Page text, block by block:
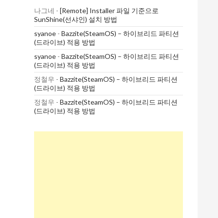
나그네 - [Remote] Installer 파일 기준으로
SunShine(선샤인) 설치 방법
syanoe - Bazzite(SteamOS) – 하이브리드 파티션
(드라이브) 적용 방법
syanoe - Bazzite(SteamOS) – 하이브리드 파티션
(드라이브) 적용 방법
정철우 - Bazzite(SteamOS) – 하이브리드 파티션
(드라이브) 적용 방법
정철우 - Bazzite(SteamOS) – 하이브리드 파티션
(드라이브) 적용 방법